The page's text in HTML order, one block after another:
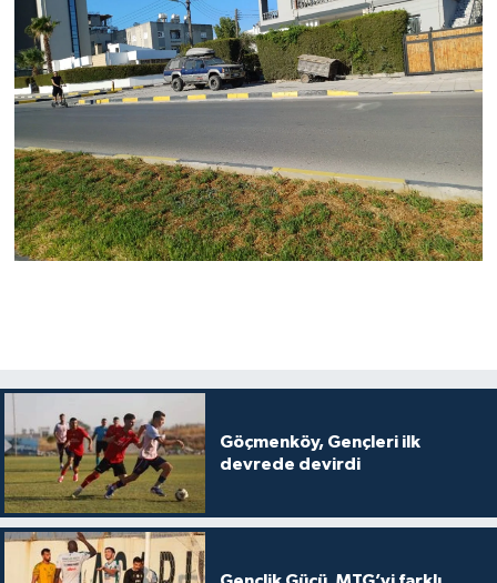
Göçmenköy, Gençleri ilk
devrede devirdi